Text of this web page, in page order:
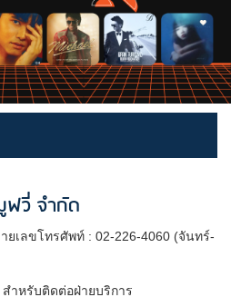
ฟวี่ จำกัด
ยเลขโทรศัพท์ : 02-226-4060 (จันทร์-
สำหรับติดต่อฝ่ายบริการ